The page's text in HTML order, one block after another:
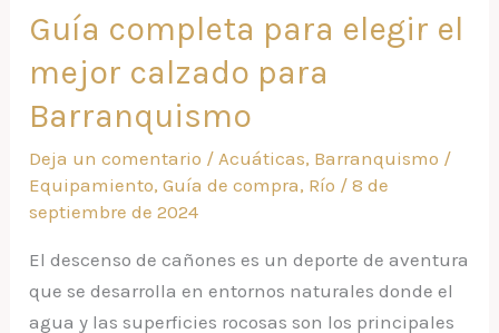
Guía completa para elegir el
mejor calzado para
Barranquismo
Deja un comentario /Acuáticas, Barranquismo /
Equipamiento,Guía de compra, Río /8 de
septiembre de 2024
El descenso de cañones es un deporte de aventura
que se desarrolla en entornos naturales donde el
agua y las superficies rocosas son los principales
para
el
mejor
calzado
para
Barranquismo